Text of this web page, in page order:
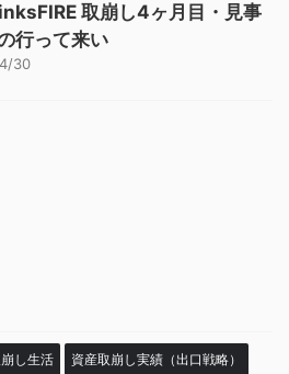
取崩し4ヶ月目・見事
行って来い
30
し生活 資産取崩し実績（出口戦略）